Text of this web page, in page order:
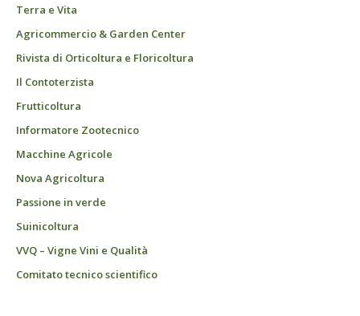
Terra e Vita
Agricommercio & Garden Center
Rivista di Orticoltura e Floricoltura
Il Contoterzista
Frutticoltura
Informatore Zootecnico
Macchine Agricole
Nova Agricoltura
Passione in verde
Suinicoltura
VVQ – Vigne Vini e Qualità
Comitato tecnico scientifico